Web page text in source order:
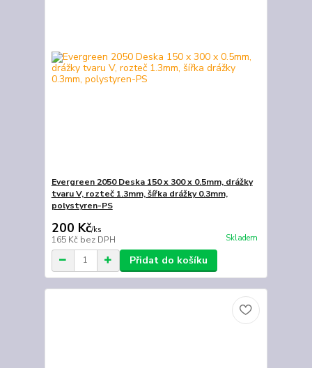
Evergreen 2050 Deska 150 x 300 x 0.5mm, drážky
tvaru V, rozteč 1.3mm, šířka drážky 0.3mm,
polystyren-PS
200 Kč/ks
165 Kč bez DPH Skladem
Přidat do košíku